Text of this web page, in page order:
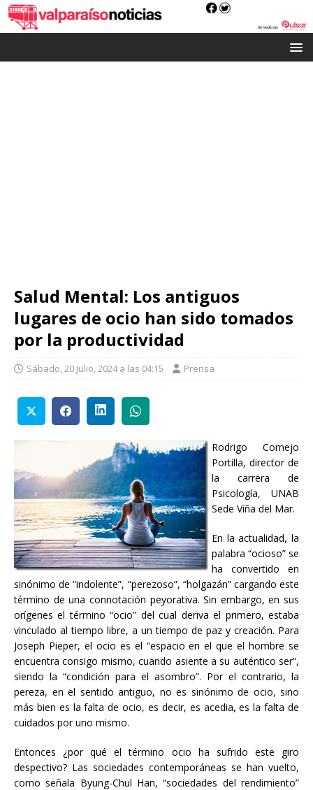
Salud Mental: Los antiguos
lugares de ocio han sido tomados
por la productividad
Sábado, 20 Julio, 2024 a las 04:15 Prensa
Rodrigo Cornejo
Portilla, director de
la carrera de
Psicología, UNAB
Sede Viña del Mar.
En la actualidad, la
palabra “ocioso” se
ha convertido en
sinónimo de “indolente”, “perezoso”, “holgazán” cargando este
término de una connotación peyorativa. Sin embargo, en sus
orígenes el término “ocio” del cual deriva el primero, estaba
vinculado al tiempo libre, a un tiempo de paz y creación. Para
Joseph Pieper, el ocio es el “espacio en el que el hombre se
encuentra consigo mismo, cuando asiente a su auténtico ser”,
siendo la “condición para el asombro”. Por el contrario, la
pereza, en el sentido antiguo, no es sinónimo de ocio, sino
más bien es la falta de ocio, es decir, es acedia, es la falta de
cuidados por uno mismo.
Entonces ¿por qué el término ocio ha sufrido este giro
despectivo? Las sociedades contemporáneas se han vuelto,
como señala Byung-Chul Han, “sociedades del rendimiento”